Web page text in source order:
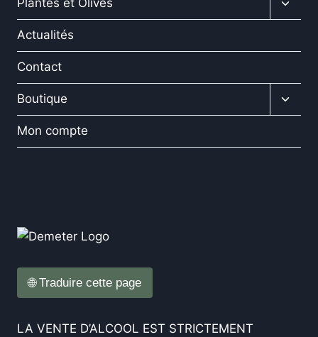
Plantes et Olives
le
Actualités
Contact
Boutique
le
Mon compte
🌐 Traduire cette page
LA VENTE D’ALCOOL EST STRICTEMENT